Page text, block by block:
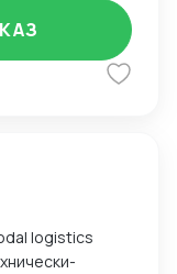
logistics